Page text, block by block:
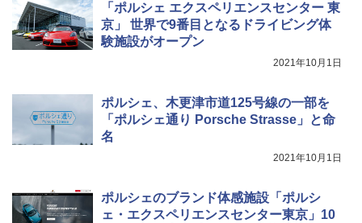
「ポルシェ エクスペリエンスセンター 東
京」 世界で9番目となるドライビング体
験施設がオープン
2021年10月1日
ポルシェ、木更津市道125号線の一部を
「ポルシェ通り Porsche Strasse」と命
名
2021年10月1日
ポルシェのブランド体感施設「ポルシ
ェ・エクスペリエンスセンター東京」10